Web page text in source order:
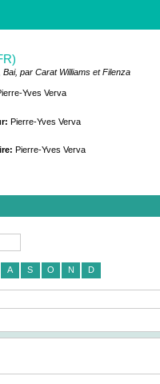
par Carat Williams et Filenza
Yves Verva
Pierre-Yves Verva
Pierre-Yves Verva
A S O N D